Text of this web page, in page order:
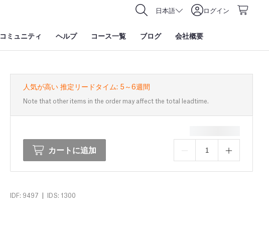
日本語 ログイン
コミュニティ ヘルプ コース一覧 ブログ 会社概要
人気が高い 推定リードタイム: 5～6週間
Note that other items in the order may affect the total leadtime.
カートに追加
IDF: 9497 | IDS: 1300